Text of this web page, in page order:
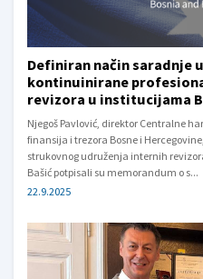
Definiran način
kontinuinirane
revizora u institucijama
Njegoš Pavlović, direktor Centralne
finansija i trezora Bosne i
strukovnog udruženja internih
Bašić potpisali su memorandum o s...
22.9.2025